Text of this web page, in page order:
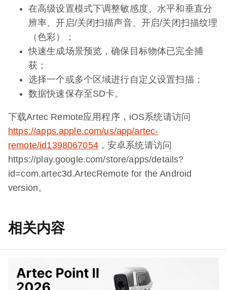
在高级设置模式下调整敏感度、水平和垂直分
辨率、开启/关闭扫描声音、开启/关闭扫描纹理
（色彩）；
快速生成场景预览，确保目标物体已完全捕
获；
选择一个或多个区域进行自定义设置扫描；
数据快速保存至SD卡。
下载Artec Remote应用程序，iOS系统请访问
https://apps.apple.com/us/app/artec-
remote/id1398067054，安卓系统请访问
https://play.google.com/store/apps/details?
id=com.artec3d.ArtecRemote for the Android
version。
相关内容